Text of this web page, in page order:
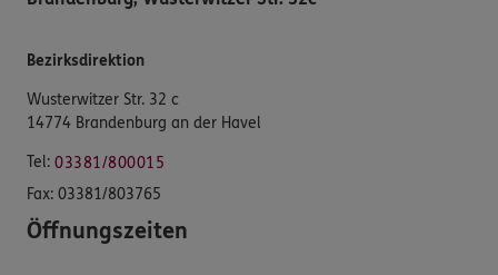
Bezirksdirektion
Wusterwitzer Str. 32 c
14774 Brandenburg an der Havel
Tel: 03381/800015
Fax: 03381/803765
Öffnungszeiten